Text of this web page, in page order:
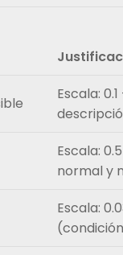
Escala:
Escala:
normal y
Escala: